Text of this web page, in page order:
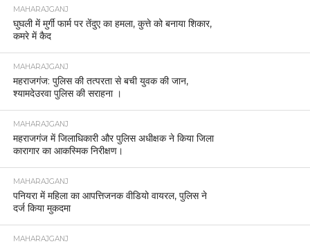
MAHARAJGANJ
घुघली में मुर्गी फार्म पर तेंदुए का हमला, कुत्ते को बनाया शिकार,
कमरे में कैद
MAHARAJGANJ
महराजगंज: पुलिस की तत्परता से बची युवक की जान,
श्यामदेउरवा पुलिस की सराहना ।
MAHARAJGANJ
महराजगंज में जिलाधिकारी और पुलिस अधीक्षक ने किया जिला
कारागार का आकस्मिक निरीक्षण।
MAHARAJGANJ
पनियरा में महिला का आपत्तिजनक वीडियो वायरल, पुलिस ने
दर्ज किया मुकदमा
MAHARAJGANJ